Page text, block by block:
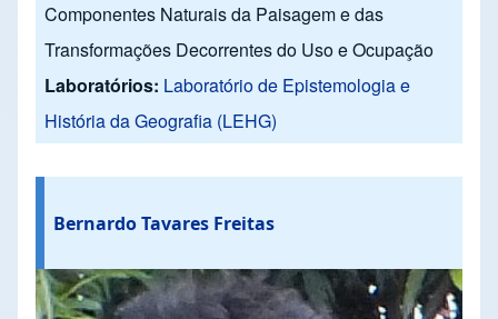
Componentes Naturais da Paisagem e das
Transformações Decorrentes do Uso e Ocupação
Laboratórios: Laboratório de Epistemologia e
História da Geografia (LEHG)
Bernardo Tavares Freitas